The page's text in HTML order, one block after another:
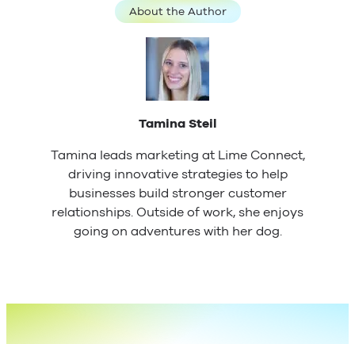
About the Author
Tamina Steil
Tamina leads marketing at Lime Connect,
driving innovative strategies to help
businesses build stronger customer
relationships. Outside of work, she enjoys
going on adventures with her dog.